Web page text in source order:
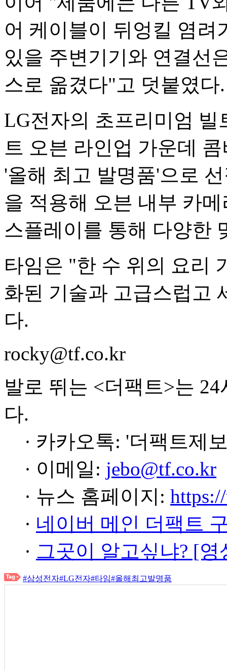
어 케이블이 뒤엉킬 염
있을 주변기기와 연결선
스로 옮겼다"고 덧붙였다.
LG전자의 초프리미엄
트 오븐 라인업 가운데
'올해 최고 발명품'으로
을 적용해 오븐 내부 카
스플레이를 통해 다양한
타임은 "한 수 위의 요리
화된 기술과 고급스럽고
다.
rocky@tf.co.kr
발로 뛰는 <더팩트>는
다.
· 카카오톡: '더팩트제
· 이메일: jebo@tf.co.kr
· 뉴스 홈페이지:
· 네이버 메인 더팩트
· 그곳이 알고싶냐? [
#삼성전자#LG전자#타임#올해최고발명품